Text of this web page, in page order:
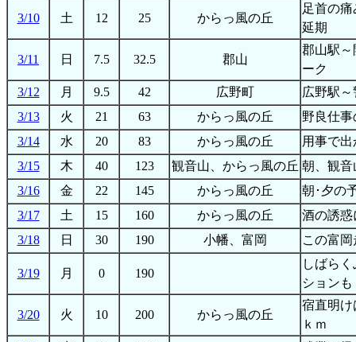
3/10 土 12 25 からっ風の丘
足首の
延期
3/11 日 7.5 32.5 郡山
郡山駅～
ーク
3/12
月 9.5 42 広野町
広野駅
3/13
火 21 63 からっ風の丘
野良仕
3/14
水 20 83 からっ風の丘
用事で
3/15
木 40 123 観音山、からっ風の丘 朝、観音
3/16
金 22 145 からっ風の丘
朝･夕の
3/17
土 15 160 からっ風の丘
酒の誘惑
3/18
日 30 190 小幡、富岡 この富
3/19 月 0 190
しばら
ションも
3/20 火 10 200 からっ風の丘
宿直明け
ｋｍ